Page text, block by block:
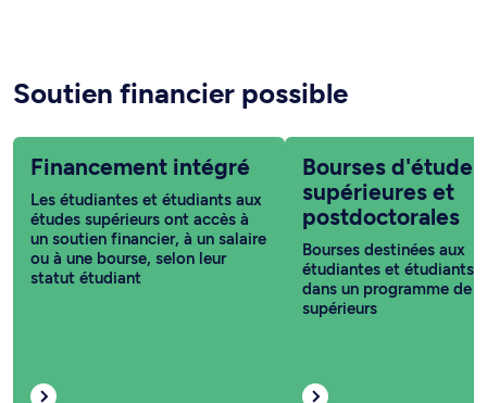
Soutien financier possible
Financement intégré
Les étudiantes et étudiants aux
études supérieurs ont accès à
un soutien financier, à un salaire
ou à une bourse, selon leur
statut étudiant
Bourses d'études
supérieures et
postdoctorales
Bourses destinées aux
étudiantes et étudiants
dans un programme de
supérieurs